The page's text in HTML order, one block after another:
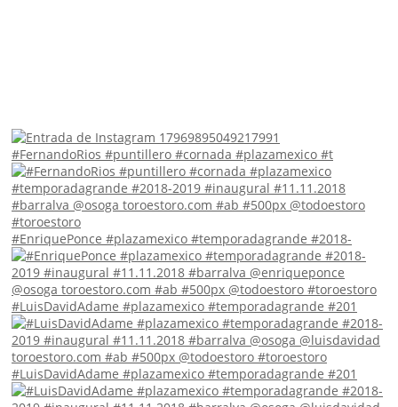
#FernandoRios #puntillero #cornada #plazamexico #t
#EnriquePonce #plazamexico #temporadagrande #2018-
#LuisDavidAdame #plazamexico #temporadagrande #201
#LuisDavidAdame #plazamexico #temporadagrande #201